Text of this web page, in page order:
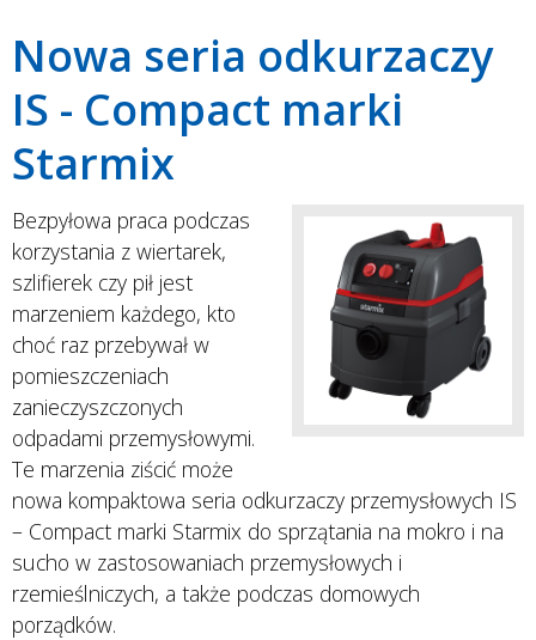
Nowa seria odkurzaczy
IS - Compact marki
Starmix
Bezpyłowa praca podczas
korzystania z wiertarek,
szlifierek czy pił jest
marzeniem każdego, kto
choć raz przebywał w
pomieszczeniach
zanieczyszczonych
odpadami przemysłowymi.
Te marzenia ziścić może
nowa kompaktowa seria odkurzaczy przemysłowych IS
– Compact marki Starmix do sprzątania na mokro i na
sucho w zastosowaniach przemysłowych i
rzemieślniczych, a także podczas domowych
porządków.